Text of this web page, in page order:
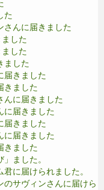
た
さんに届きました
した
した
ました
届きました
きました
んに届きました
に届きました
届きました
に届きました
きました
ました。
に届けられました。
のサヴィンさんに届けら